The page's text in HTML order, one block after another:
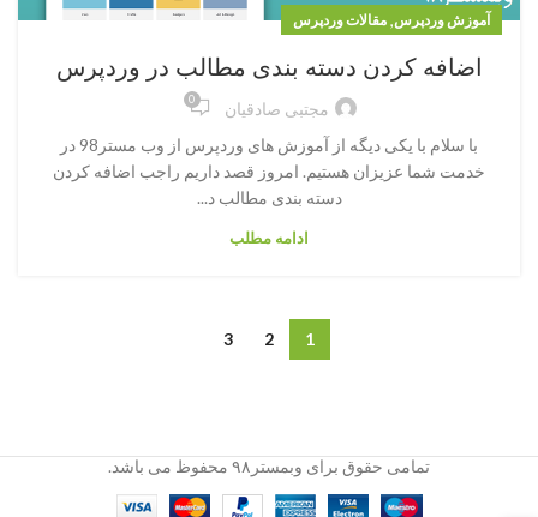
آموزش وردپرس, مقالات وردپرس
اضافه کردن دسته بندی مطالب در وردپرس
مجتبی صادقیان 0
با سلام با یکی دیگه از آموزش های وردپرس از وب مستر98 در
خدمت شما عزیزان هستیم. امروز قصد داریم راجب اضافه کردن
دسته بندی مطالب د...
ادامه مطلب
1
2
3
تمامی حقوق برای وبمستر۹۸ محفوظ می باشد.